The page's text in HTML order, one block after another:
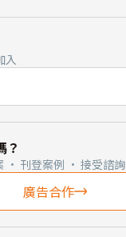
入
？
· 刊登案例 · 接受諮詢
廣告合作